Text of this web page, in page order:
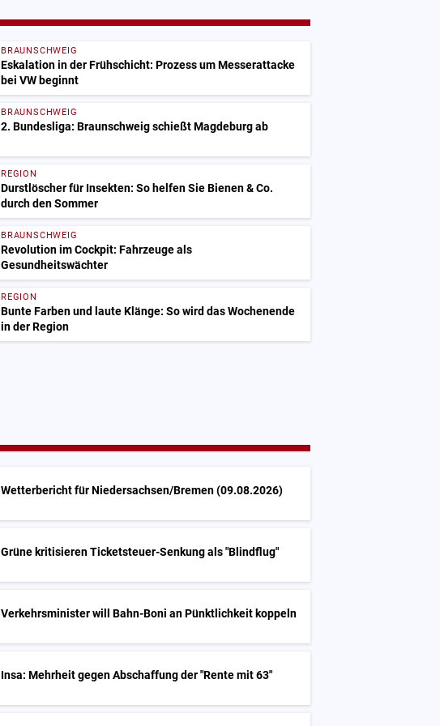
BRAUNSCHWEIG
Eskalation in der Frühschicht: Prozess um Messerattacke
bei VW beginnt
BRAUNSCHWEIG
2. Bundesliga: Braunschweig schießt Magdeburg ab
REGION
Durstlöscher für Insekten: So helfen Sie Bienen & Co.
durch den Sommer
BRAUNSCHWEIG
Revolution im Cockpit: Fahrzeuge als
Gesundheitswächter
REGION
Bunte Farben und laute Klänge: So wird das Wochenende
in der Region
Wetterbericht für Niedersachsen/Bremen (09.08.2026)
Grüne kritisieren Ticketsteuer-Senkung als "Blindflug"
Verkehrsminister will Bahn-Boni an Pünktlichkeit koppeln
Insa: Mehrheit gegen Abschaffung der "Rente mit 63"